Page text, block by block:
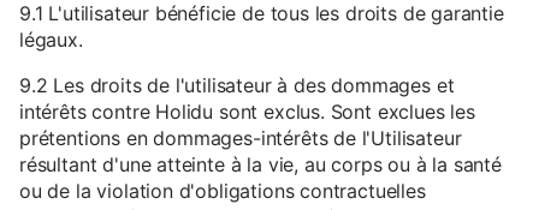
9.1 L'utilisateur bénéficie de tous les droits de garantie
légaux.
9.2 Les droits de l'utilisateur à des dommages et
intérêts contre Holidu sont exclus. Sont exclues les
prétentions en dommages-intérêts de l'Utilisateur
résultant d'une atteinte à la vie, au corps ou à la santé
ou de la violation d'obligations contractuelles